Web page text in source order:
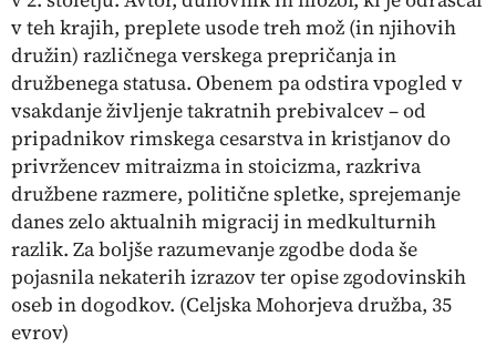
v teh krajih, preplete usode treh mož (in njihovih
družin) različnega verskega prepričanja in
družbenega statusa. Obenem pa odstira vpogled v
vsakdanje življenje takratnih prebivalcev – od
pripadnikov rimskega cesarstva in kristjanov do
privržencev mitraizma in stoicizma, razkriva
družbene razmere, politične spletke, sprejemanje
danes zelo aktualnih migracij in medkulturnih
razlik. Za boljše razumevanje zgodbe doda še
pojasnila nekaterih izrazov ter opise zgodovinskih
oseb in dogodkov. (Celjska Mohorjeva družba, 35
evrov)